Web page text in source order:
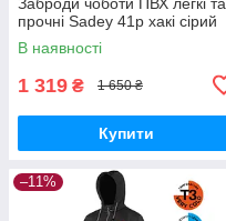
прочні Sadey 41р хакі сірий
В наявності
1 319 ₴ 1 650 ₴
Купити
–11%